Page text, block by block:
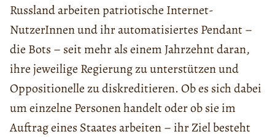
Russland arbeiten patriotische Internet-
NutzerInnen und ihr automatisiertes Pendant –
die Bots – seit mehr als einem Jahrzehnt daran,
ihre jeweilige Regierung zu unterstützen und
Oppositionelle zu diskreditieren. Ob es sich dabei
um einzelne Personen handelt oder ob sie im
Auftrag eines Staates arbeiten – ihr Ziel besteht